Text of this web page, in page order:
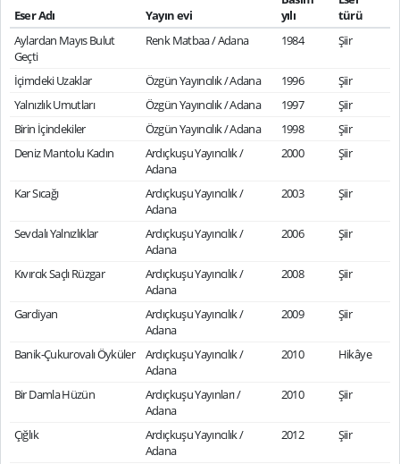
Eser Adı Yayın evi
yılı
türü
Aylardan Mayıs Bulut
Geçti
Renk Matbaa / Adana 1984 Şiir
İçimdeki Uzaklar Özgün Yayıncılık / Adana 1996
Şiir
Yalnızlık Umutları
Özgün Yayıncılık / Adana 1997
Şiir
Birin İçindekiler
Özgün Yayıncılık / Adana 1998
Şiir
Deniz Mantolu Kadın
Ardıçkuşu Yayıncılık /
Adana
2000 Şiir
Kar Sıcağı
Ardıçkuşu Yayıncılık /
Adana
2003 Şiir
Sevdalı Yalnızlıklar
Ardıçkuşu Yayıncılık /
Adana
2006 Şiir
Kıvırcık Saçlı Rüzgar
Ardıçkuşu Yayıncılık /
Adana
2008 Şiir
Gardiyan
Ardıçkuşu Yayıncılık /
Adana
2009 Şiir
Banik-Çukurovalı Öyküler
Ardıçkuşu Yayıncılık /
Adana
2010 Hikâye
Bir Damla Hüzün
Ardıçkuşu Yayınları /
Adana
2010 Şiir
Çığlık
Ardıçkuşu Yayıncılık /
Adana
2012 Şiir